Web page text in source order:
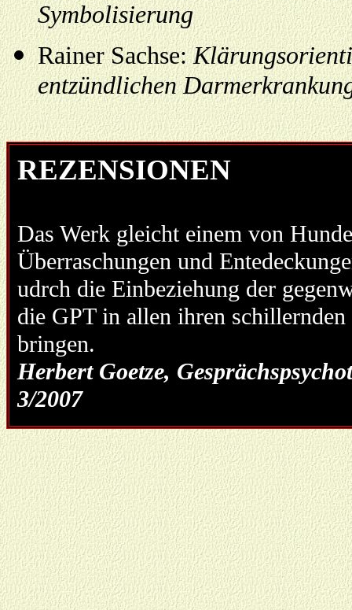
Symbolisierung
Rainer Sachse:
entzündlichen
REZENSIONEN
Das Werk gleicht einem von
Überraschungen und
udrch die Einbeziehung der
die GPT in allen ihren
bringen.
Herbert Goetze,
3/2007